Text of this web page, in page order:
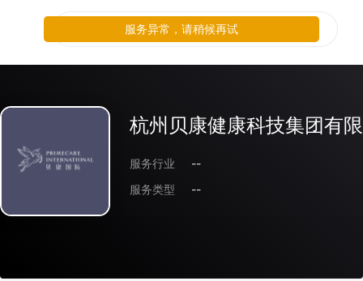
杭州贝康健康科技集团有
服务行业
--
服务类型
--
服务异常，请稍候再试